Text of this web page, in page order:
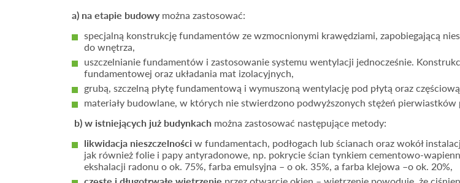
a) na etapie budowymożna zastosować:
specjalną konstrukcję fundamentów ze wzmocnionymi krawędziami, zapobiegającą
do wnętrza,
uszczelnianie fundamentów i zastosowanie systemu wentylacji jednocześnie.
fundamentowej oraz układania mat izolacyjnych,
grubą, szczelną płytę fundamentową i wymuszoną wentylację pod płytą oraz
materiały budowlane, w których nie stwierdzono podwyższonych stężeń
b) w istniejących już budynkach można zastosować następujące metody:
likwidacja nieszczelności w fundamentach, podłogach lub ścianach oraz wokół
jak również folie i papy antyradonowe, np. pokrycie ścian tynkiem cementowo-
ekshalacji radonu o ok. 75%, farba emulsyjna – o ok. 35%, a farba klejowa –o ok. 20%,